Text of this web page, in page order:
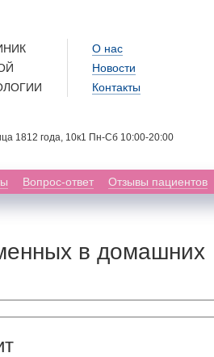
1812 года, 10к1 Пн-Сб 10:00-20:00
О нас
Новости
Контакты
Вопрос-ответ Отзывы пациентов
в домашних